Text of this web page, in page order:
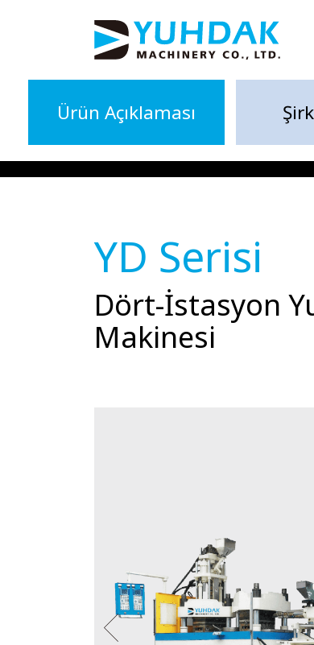
Ürün Açıklaması
YD Serisi
Dört-İstasyon
Makinesi